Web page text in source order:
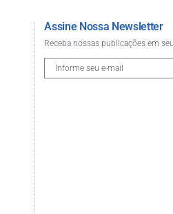
Assine Nossa Newsletter
Receba nossas publicações em